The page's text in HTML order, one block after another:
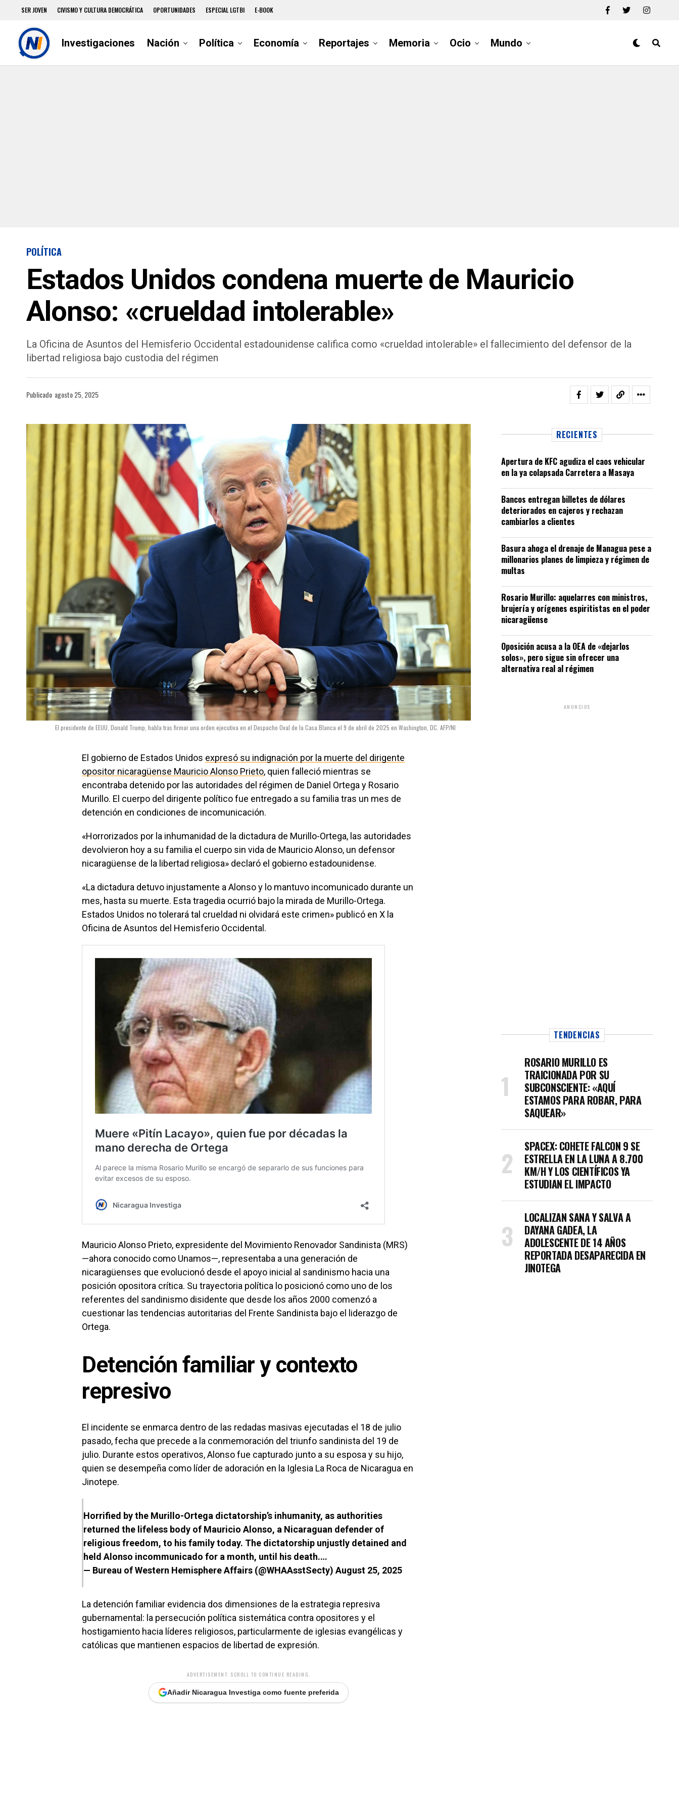
SER JOVEN CIVISMO Y CULTURA DEMOCRÁTICA OPORTUNIDADES ESPECIAL LGTBI E-BOOK
Investigaciones Nación Política Economía Reportajes Memoria Ocio Mundo
POLÍTICA
Estados Unidos condena muerte de Mauricio
Alonso: «crueldad intolerable»
La Oficina de Asuntos del Hemisferio Occidental estadounidense califica como «crueldad intolerable» el fallecimiento del defensor de la
libertad religiosa bajo custodia del régimen
Publicado agosto 25, 2025
El presidente de EEUU, Donald Trump, habla tras firmar una orden ejecutiva en el Despacho Oval de la Casa Blanca el 9 de abril de 2025 en Washington, DC. AFP/NI
El gobierno de Estados Unidos expresó su indignación por la muerte del dirigente
opositor nicaragüense Mauricio Alonso Prieto, quien falleció mientras se
encontraba detenido por las autoridades del régimen de Daniel Ortega y Rosario
Murillo. El cuerpo del dirigente político fue entregado a su familia tras un mes de
detención en condiciones de incomunicación.
«Horrorizados por la inhumanidad de la dictadura de Murillo-Ortega, las autoridades
devolvieron hoy a su familia el cuerpo sin vida de Mauricio Alonso, un defensor
nicaragüense de la libertad religiosa» declaró el gobierno estadounidense.
«La dictadura detuvo injustamente a Alonso y lo mantuvo incomunicado durante un
mes, hasta su muerte. Esta tragedia ocurrió bajo la mirada de Murillo-Ortega.
Estados Unidos no tolerará tal crueldad ni olvidará este crimen» publicó en X la
Oficina de Asuntos del Hemisferio Occidental.
Mauricio Alonso Prieto, expresidente del Movimiento Renovador Sandinista (MRS)
—ahora conocido como Unamos—, representaba a una generación de
nicaragüenses que evolucionó desde el apoyo inicial al sandinismo hacia una
posición opositora crítica. Su trayectoria política lo posicionó como uno de los
referentes del sandinismo disidente que desde los años 2000 comenzó a
cuestionar las tendencias autoritarias del Frente Sandinista bajo el liderazgo de
Ortega.
Detención familiar y contexto
represivo
El incidente se enmarca dentro de las redadas masivas ejecutadas el 18 de julio
pasado, fecha que precede a la conmemoración del triunfo sandinista del 19 de
julio. Durante estos operativos, Alonso fue capturado junto a su esposa y su hijo,
quien se desempeña como líder de adoración en la Iglesia La Roca de Nicaragua en
Jinotepe.
Horrified by the Murillo-Ortega dictatorship’s inhumanity, as authorities
returned the lifeless body of Mauricio Alonso, a Nicaraguan defender of
religious freedom, to his family today. The dictatorship unjustly detained and
held Alonso incommunicado for a month, until his death.…
— Bureau of Western Hemisphere Affairs (@WHAAsstSecty) August 25, 2025
La detención familiar evidencia dos dimensiones de la estrategia represiva
gubernamental: la persecución política sistemática contra opositores y el
hostigamiento hacia líderes religiosos, particularmente de iglesias evangélicas y
católicas que mantienen espacios de libertad de expresión.
ADVERTISEMENT. SCROLL TO CONTINUE READING.
Añadir Nicaragua Investiga como fuente preferida
RECIENTES
Apertura de KFC agudiza el caos vehicular
en la ya colapsada Carretera a Masaya
Bancos entregan billetes de dólares
deteriorados en cajeros y rechazan
cambiarlos a clientes
Basura ahoga el drenaje de Managua pese a
millonarios planes de limpieza y régimen de
multas
Rosario Murillo: aquelarres con ministros,
brujería y orígenes espiritistas en el poder
nicaragüense
Oposición acusa a la OEA de «dejarlos
solos», pero sigue sin ofrecer una
alternativa real al régimen
ANUNCIOS
TENDENCIAS
ROSARIO MURILLO ES
TRAICIONADA POR SU
SUBCONSCIENTE: «AQUÍ
ESTAMOS PARA ROBAR, PARA
SAQUEAR»
SPACEX: COHETE FALCON 9 SE
ESTRELLA EN LA LUNA A 8.700
KM/H Y LOS CIENTÍFICOS YA
ESTUDIAN EL IMPACTO
LOCALIZAN SANA Y SALVA A
DAYANA GADEA, LA
ADOLESCENTE DE 14 AÑOS
REPORTADA DESAPARECIDA EN
JINOTEGA